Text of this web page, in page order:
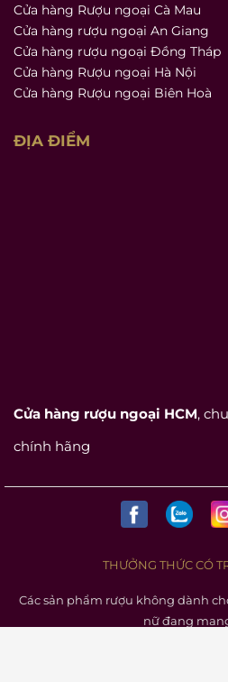
Cửa hàng Rượu ngoại Cà Mau
Cửa hàng rượu ngoại An Giang
Cửa hàng rượu ngoại Đồng Tháp
Cửa hàng Rượu ngoại Hà Nội
Cửa hàng Rượu ngoại Biên Hoà
ĐỊA ĐIỂM
Cửa hàng rượu ngoại HCM,
chính hãng
THƯỞNG THỨC CÓ
Các sản phẩm rượu không dành
nữ đang